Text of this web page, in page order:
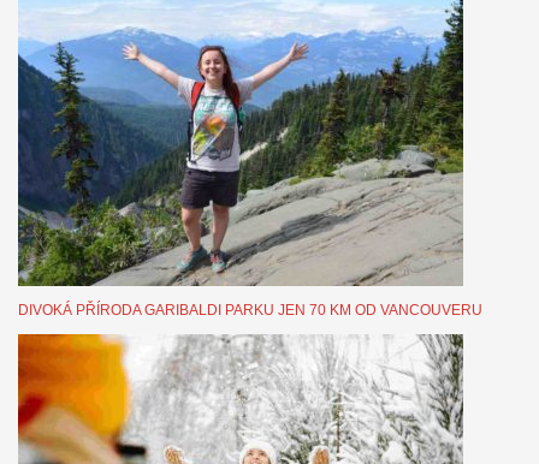
DIVOKÁ PŘÍRODA GARIBALDI PARKU JEN 70 KM OD VANCOUVERU